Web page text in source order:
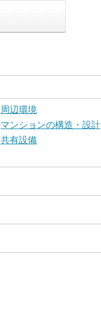
周辺環境
マンションの構造・設計
共有設備